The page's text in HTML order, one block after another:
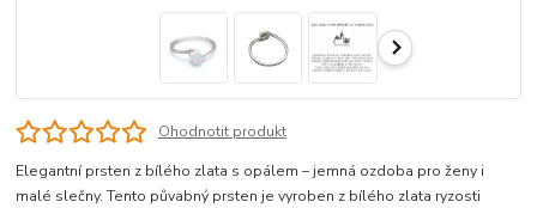
Ohodnotit produkt
Elegantní prsten z bílého zlata s opálem – jemná ozdoba pro ženy i
malé slečny. Tento půvabný prsten je vyroben z bílého zlata ryzosti